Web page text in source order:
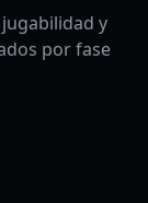
y
por fase